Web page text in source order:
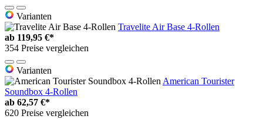
Varianten
Travelite Air Base 4-Rollen
ab 119,95 €*
354 Preise vergleichen
Varianten
American Tourister
Soundbox 4-Rollen
ab 62,57 €*
620 Preise vergleichen